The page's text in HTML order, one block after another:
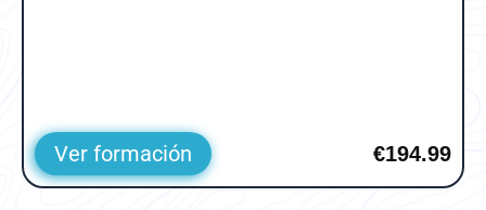
Ver formación €194.99